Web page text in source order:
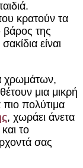
κρατούν τα
βάρος της
είναι
χρωμάτων,
μια μικρή
πολύτιμα
, χωράει άνετα
το
σας